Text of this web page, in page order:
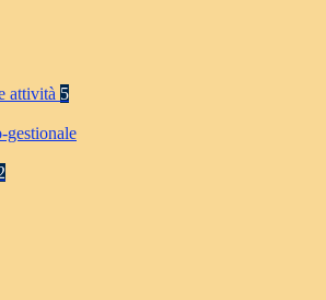
attività 5
gestionale